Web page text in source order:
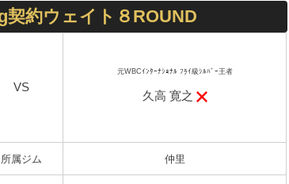
約ウェイト８ROUND
VS
元WBCｲﾝﾀｰﾅｼｮﾅﾙ ﾌﾗｲ級ｼﾙﾊﾞｰ王者
久高 寛之
所属ジム 仲里